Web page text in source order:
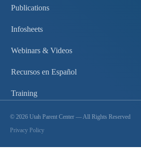
Publications
Infosheets
Webinars & Videos
Recursos en Español
Training
© 2026 Utah Parent Center — All Rights Reserved
Privacy Policy